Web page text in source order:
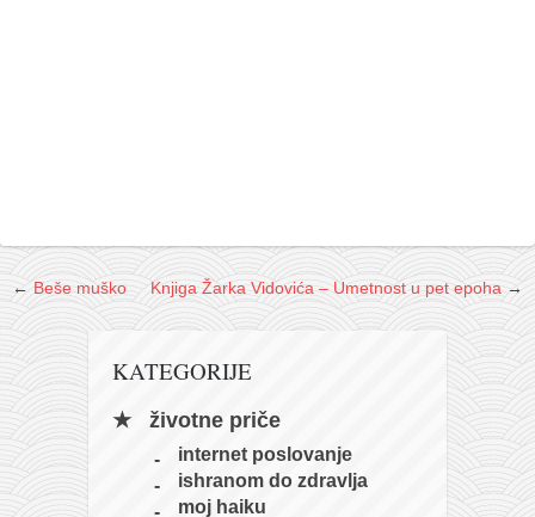
← Beše muško Knjiga Žarka Vidovića – Umetnost u pet epoha →
KATEGORIJE
životne priče
internet poslovanje
ishranom do zdravlja
moj haiku